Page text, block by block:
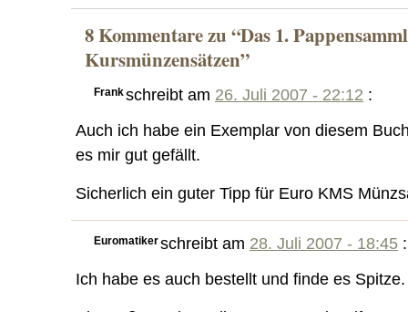
8 Kommentare zu “Das 1.
Kursmünzensätzen”
Frankschreibt am 26. Juli 2007 - 22:12 :
Auch ich habe ein Exemplar von diesem
es mir gut gefällt.
Sicherlich ein guter Tipp für Euro KMS
Euromatikerschreibt am 28. Juli 2007 - 18:45 :
Ich habe es auch bestellt und finde es Spitze.